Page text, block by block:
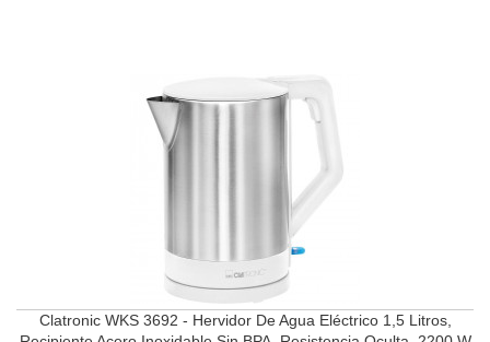
Clatronic WKS 3692 - Hervidor De Agua Eléctrico 1,5 Litros,